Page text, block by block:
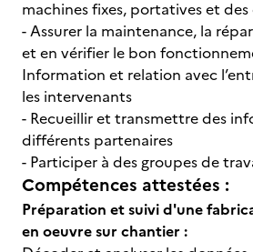
machines fixes, portatives et
- Assurer la maintenance, la
et en vérifier le bon
Information et relation avec
les intervenants
- Recueillir et transmettre des
différents partenaires
- Participer à des groupes de
Compétences attestées :
Préparation et suivi d'une
en oeuvre sur chantier :